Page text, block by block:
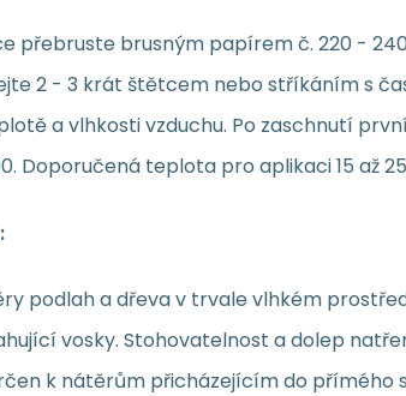
přebruste brusným papírem č. 220 -
2 - 3 krát štětcem nebo stříkáním s
a vlhkosti vzduchu. Po zaschnutí
Doporučená teplota pro aplikaci 15 až 25
podlah a dřeva v trvale vlhkém
vosky. Stohovatelnost a dolep
k nátěrům přicházejícím do přímého